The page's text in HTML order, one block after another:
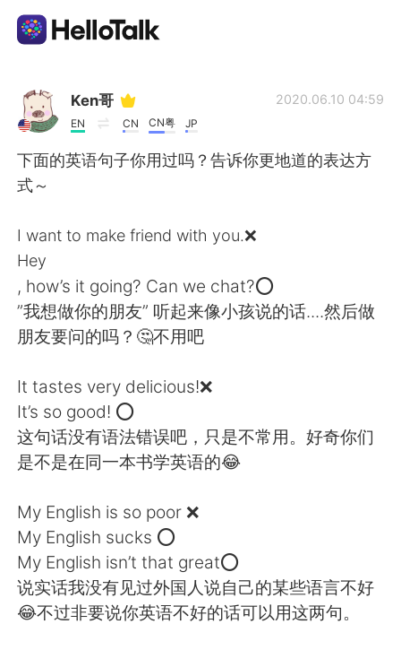
언어 교환 앱
AI Grammar Checker
한국어
English
繁體中文 Español
Deutsch
Русский ไทย
Türkçe Tiếng Việt
Português
Ken哥
EN CN CN粤 JP
2020.06.10 04:59
下面的英语句子你用过吗？告诉你更地道的表达方
式～
I want to make friend with you.❌
Hey
, how’s it going? Can we chat?⭕
”我想做你的朋友” 听起来像小孩说的话....然后做
朋友要问的吗？🤔不用吧
It tastes very delicious!❌
It’s so good! ⭕
这句话没有语法错误吧，只是不常用。好奇你们
是不是在同一本书学英语的😂
My English is so poor ❌
My English sucks ⭕
My English isn’t that great⭕
说实话我没有见过外国人说自己的某些语言不好
😂不过非要说你英语不好的话可以用这两句。